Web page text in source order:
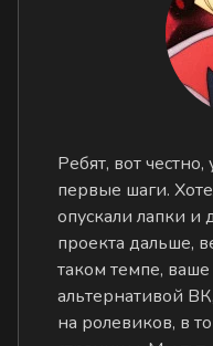
Ребят, вот
первые шаги.
опускали лапки и
проекта дальше,
таком темпе,
альтернативой
на ролевиков, в